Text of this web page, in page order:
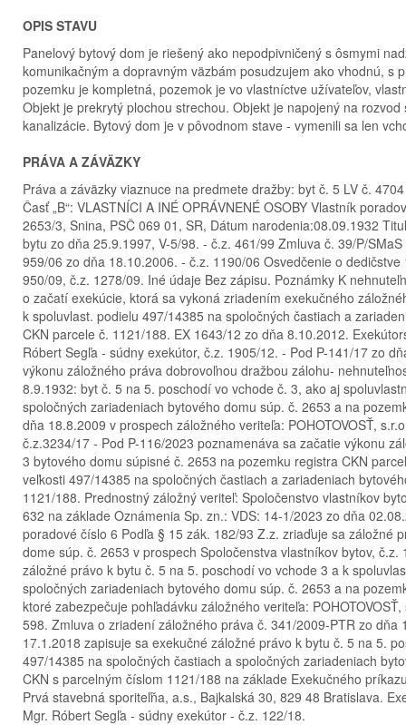
OPIS STAVU
Panelový bytový dom je riešený ako nepodpivničený s ôsmymi
komunikačným a dopravným väzbám posudzujem ako vhodnú, s
pozemku je kompletná, pozemok je vo vlastníctve užívateľov,
Objekt je prekrytý plochou strechou. Objekt je napojený na
kanalizácie. Bytový dom je v pôvodnom stave - vymenili sa len
PRÁVA A ZÁVÄZKY
Práva a záväzky viaznuce na predmete dražby: byt č. 5 LV č.
Časť „B“: VLASTNÍCI A INÉ OPRÁVNENÉ OSOBY Vlastník
2653/3, Snina, PSČ 069 01, SR, Dátum narodenia:08.09.1932
bytu zo dňa 25.9.1997, V-5/98. - č.z. 461/99 Zmluva č. 39/P/
959/06 zo dňa 18.10.2006. - č.z. 1190/06 Osvedčenie o
950/09, č.z. 1278/09. Iné údaje Bez zápisu. Poznámky K
o začatí exekúcie, ktorá sa vykoná zriadením exekučného
k spoluvlast. podielu 497/14385 na spoločných častiach a
CKN parcele č. 1121/188. EX 1643/12 zo dňa 8.10.2012.
Róbert Segľa - súdny exekútor, č.z. 1905/12. - Pod P-141/17 zo
výkonu záložného práva dobrovoľnou dražbou zálohu-
8.9.1932: byt č. 5 na 5. poschodí vo vchode č. 3, ako aj
spoločných zariadeniach bytového domu súp. č. 2653 a na
dňa 18.8.2009 v prospech záložného veriteľa: POHOTOVOSŤ,
č.z.3234/17 - Pod P-116/2023 poznamenáva sa začatie výkonu
3 bytového domu súpisné č. 2653 na pozemku registra CKN
veľkosti 497/14385 na spoločných častiach a zariadeniach
1121/188. Prednostný záložný veriteľ: Spoločenstvo vlastníkov
632 na základe Oznámenia Sp. zn.: VDS: 14-1/2023 zo dňa
poradové číslo 6 Podľa § 15 zák. 182/93 Z.z. zriaďuje sa záložné
dome súp. č. 2653 v prospech Spoločenstva vlastníkov bytov,
záložné právo k bytu č. 5 na 5. poschodí vo vchode 3 a k
spoločných zariadeniach bytového domu súp. č. 2653 a na
ktoré zabezpečuje pohľadávku záložného veriteľa:
598. Zmluva o zriadení záložného práva č. 341/2009-PTR zo
17.1.2018 zapisuje sa exekučné záložné právo k bytu č. 5 na 5.
497/14385 na spoločných častiach a spoločných zariadeniach
CKN s parcelným číslom 1121/188 na základe Exekučného
Prvá stavebná sporiteľňa, a.s., Bajkalská 30, 829 48 Bratislava.
Mgr. Róbert Segľa - súdny exekútor - č.z. 122/18.